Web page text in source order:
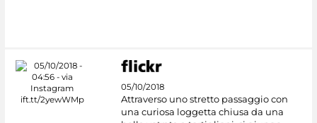
05/10/2018
Attraverso uno stretto passaggio con
una curiosa loggetta chiusa da una